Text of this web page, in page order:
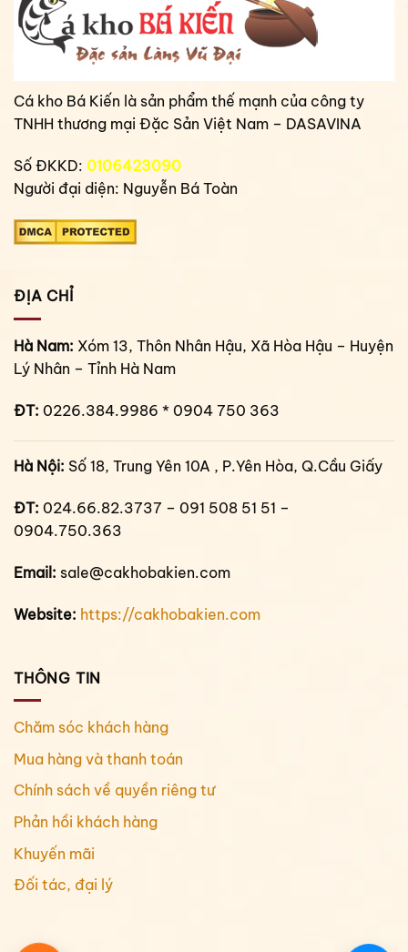
Cá kho Bá Kiến là sản phẩm thế mạnh của công ty
TNHH thương mại Đặc Sản Việt Nam – DASAVINA
Số ĐKKD: 0106423090
Người đại diện: Nguyễn Bá Toàn
ĐỊA CHỈ
Hà Nam: Xóm 13, Thôn Nhân Hậu, Xã Hòa Hậu – Huyện
Lý Nhân – Tỉnh Hà Nam
ĐT: 0226.384.9986 * 0904 750 363
Hà Nội: Số 18, Trung Yên 10A , P.Yên Hòa, Q.Cầu Giấy
ĐT: 024.66.82.3737 – 091 508 51 51 –
0904.750.363
Email: sale@cakhobakien.com
Website: https://cakhobakien.com
THÔNG TIN
Chăm sóc khách hàng
Mua hàng và thanh toán
Chính sách về quyền riêng tư
Phản hồi khách hàng
Khuyến mãi
Đối tác, đại lý